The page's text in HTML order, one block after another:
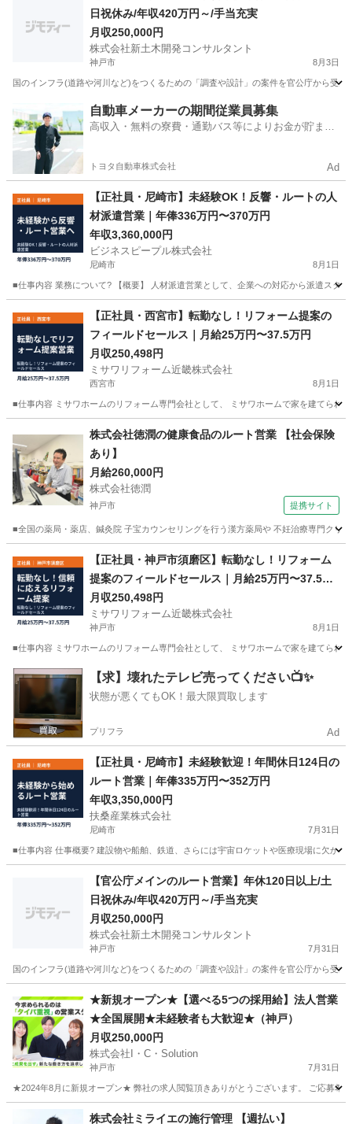
日祝休み/年収420万円～/手当充実
月収250,000円
株式会社新土木開発コンサルタント
神戸市 8月3日
国のインフラ(道路や河川など)をつくるための「調査や設計」の案件を官公庁から受
ルートセールス 官公庁
自動車メーカーの期間従業員募集
高収入・無料の寮費・通勤バス等によりお金が貯まり
トヨタ自動車株式会社 Ad
【正社員・尼崎市】未経験OK！反響・ルートの人
材派遣営業｜年俸336万円〜370万円
年収3,360,000円
ビジネスピープル株式会社
尼崎市 8月1日
■仕事内容 業務について? 【概要】 人材派遣営業として、企業への対応から派遣スタ
営業 未経験
【正社員・西宮市】転勤なし！リフォーム提案の
フィールドセールス｜月給25万円〜37.5万円
月収250,498円
ミサワリフォーム近畿株式会社
西宮市 8月1日
■仕事内容 ミサワホームのリフォーム専門会社として、 ミサワホームで家を建てられ
営業 社会保険
株式会社徳潤の健康食品のルート営業 【社会保険
あり】
月給260,000円
株式会社徳潤
神戸市 提携サイト
■全国の薬局・薬店、鍼灸院 子宝カウンセリングを行う漢方薬局や 不妊治療専門ク
代理店営業
【正社員・神戸市須磨区】転勤なし！リフォーム
提案のフィールドセールス｜月給25万円〜37.5万
円
月収250,498円
ミサワリフォーム近畿株式会社
神戸市 8月1日
■仕事内容 ミサワホームのリフォーム専門会社として、 ミサワホームで家を建てられ
兵庫 神戸市 営業 社会保険
【求】壊れたテレビ売ってください📺✨
状態が悪くてもOK！最大限買取します
プリフラ Ad
【正社員・尼崎市】未経験歓迎！年間休日124日の
ルート営業｜年俸335万円〜352万円
年収3,350,000円
扶桑産業株式会社
尼崎市 7月31日
■仕事内容 仕事概要? 建設物や船舶、鉄道、さらには宇宙ロケットや医療現場に欠か
営業 未経験
【官公庁メインのルート営業】年休120日以上/土
日祝休み/年収420万円～/手当充実
月収250,000円
株式会社新土木開発コンサルタント
神戸市 7月31日
国のインフラ(道路や河川など)をつくるための「調査や設計」の案件を官公庁から受
ルートセールス 官公庁
★新規オープン★【選べる5つの採用給】法人営業
★全国展開★未経験者も大歓迎★（神戸）
月収250,000円
株式会社I・C・Solution
神戸市 7月31日
★2024年8月に新規オープン★ 弊社の求人閲覧頂きありがとうございます。 ご応募希
神戸市 代理店営業 未経験
株式会社ミライエの施行管理 【週払い】